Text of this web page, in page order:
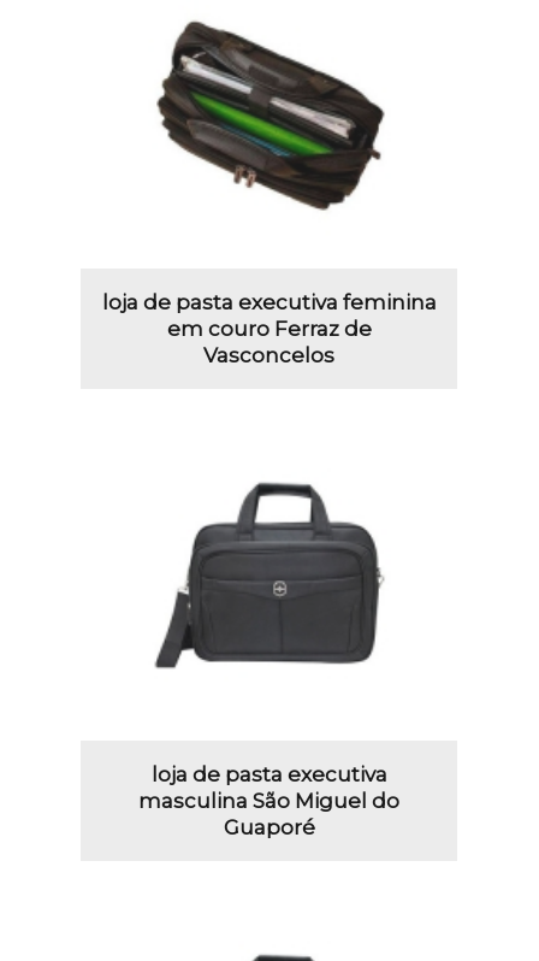
loja de pasta executiva feminina
em couro Ferraz de
Vasconcelos
loja de pasta executiva
masculina São Miguel do
Guaporé